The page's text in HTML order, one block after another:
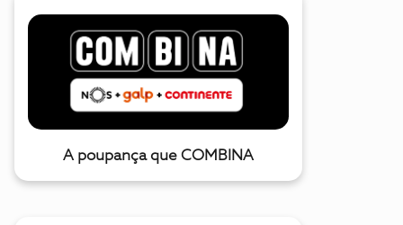
A poupança que COMBINA